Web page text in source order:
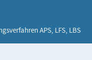
APS, LFS, LBS